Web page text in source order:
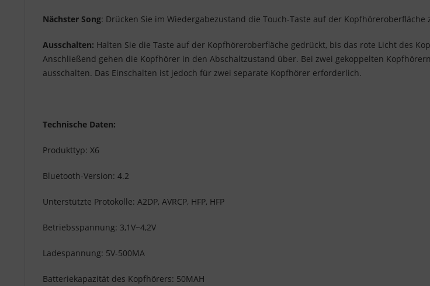
Nächster Song: Drücken Sie im Wiedergabezustand die Touch-Taste auf der
Ausschalten: Halten Sie die Taste auf der Kopfhöreroberfläche gedrückt, bis das rote Licht des
Anschließend gehen die Kopfhörer in den Abschaltzustand über. Bei zwei gekoppelten
ausschalten. Das Einschalten ist jedoch für zwei separate Kopfhörer erforderlich.
Technische Daten:
Produkttyp: X6
Bluetooth-Version: 4.2
Unterstützte Protokolle: A2DP, AVRCP, HFP, HFP
Betriebsspannung: 3,1V~4,2V
Ladespannung: 5V-500MA
Batteriekapazität des Kopfhörers: 50MAH